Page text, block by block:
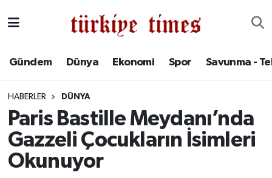
Gündem Dünya Ekonomi Spor Savunma -
HABERLER DÜNYA
Paris Bastille Meydanı’nda
Gazzeli Çocukların İsimleri
Okunuyor
Ekonomi
Spor
Savunma - Teknoloji
Süper Lig Puan Durumu ve Fikstür
Tüm Manşetler
Son Dakika Haberleri